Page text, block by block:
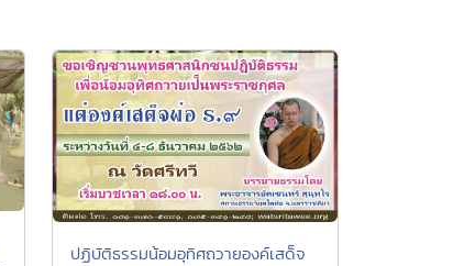
ปฏิบัติธรรมน้อมอุทิศถวายองค์เสด็จ